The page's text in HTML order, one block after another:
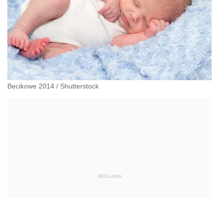
Becikowe 2014 / Shutterstock